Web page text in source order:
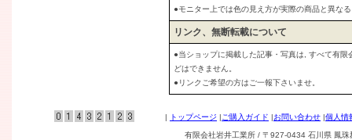
●モニター上では色の見え方が実際の商品と異な
リンク、無断転載について
●当ショップに掲載した記事・写真は, すべて有
どはできません。
●リンクご希望の方はご一報下さいませ。
| トップページ | ご購入ガイド |お問い合わせ |個人情
有限会社岩井工業所 / 〒927-0434 石川県 鳳